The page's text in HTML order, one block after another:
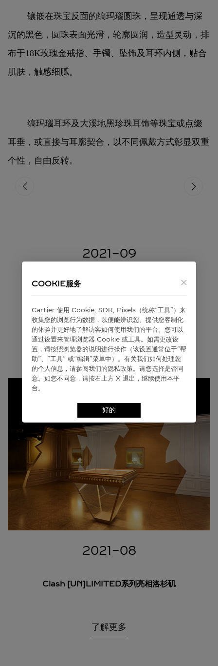
镶嵌在珠宝反面的缟玛瑙圆珠，呈现通透与深
沉的黑色，圆珠表面光滑，轮廓圆润，造型灵动， 排
布于18K玫瑰金戒指、手镯、坠饰及耳环内侧，贴合
肌肤，触感细腻。
缟玛瑙耳环及大溪地黑珍珠耳饰等珠宝或点缀
耳垂，或直接与耳廓契合，以不同佩戴方式彰显双重
个性，自由反转。
2021-09
巩俐成为卡地亚新任全球高级珠宝大使
了解更多
2021-08
Clash [UN]LIMITED系列亮相洛杉矶
了解更多
COOKIE服务
Cartier 使⽤ Cookie, SDK, Pixels（统称“⼯具”）来
收集您的浏览⾏为数据，以便能辨识您、提供您客制化
的体验并更好地了解访客如何使⽤我们的平台。您可以
通过设置来管理浏览器 Cookie 或⼯具。如需更改设
置，请按照浏览器的说明进⾏操作（该设置通常位于“帮
助”、“⼯具” 或“编辑”菜单中）。有关我们如何处理您
的个⼈信息，请参阅我们的隐私政策。请您选择是否同
意。如您不同意，请按右上⽅ X 退出，继续使⽤本平
台。
好的